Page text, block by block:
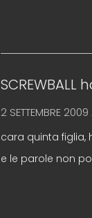
SCREWBALL
2 SETTEMBRE
cara quinta figlia,
e le parole non